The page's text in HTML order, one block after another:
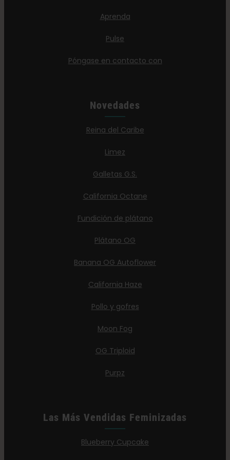
Aprenda
Pulse
Póngase en contacto con
Novedades
Reina del Caribe
Limez
Galletas G.S.
California Octane
Fundición de plátano
Plátano OG
Banana OG Autoflower
California Haze
Pollo y gofres
Moon Fog
OG Triploid
Purpz
Las Más Vendidas Feminizadas
Blueberry Cupcake